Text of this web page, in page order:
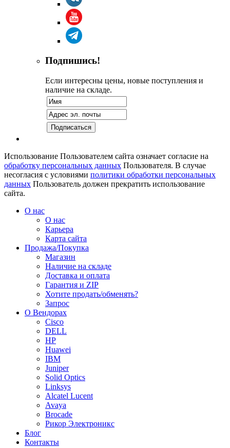
Подпишись!
Если интересны цены, новые поступления и
наличие на складе.
Использование Пользователем сайта означает согласие на
обработку персональных данных Пользователя. В случае
несогласия с условиями политики обработки персональных
данных Пользователь должен прекратить использование
сайта.
О нас
О нас
Карьера
Карта сайта
Продажа/Покупка
Магазин
Наличие на складе
Доставка и оплата
Гарантия и ZIP
Хотите продать/обменять?
Запрос
О Вендорах
Cisco
DELL
HP
Huawei
IBM
Juniper
Solid Optics
Linksys
Alcatel Lucent
Avaya
Brocade
Рикор Электроникс
Блог
Контакты